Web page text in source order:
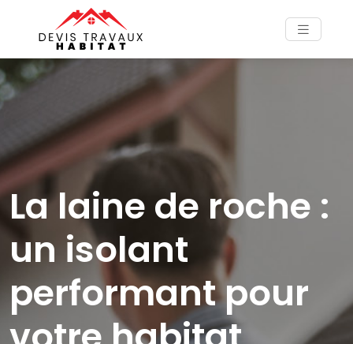
La laine de roche :
un isolant
performant pour